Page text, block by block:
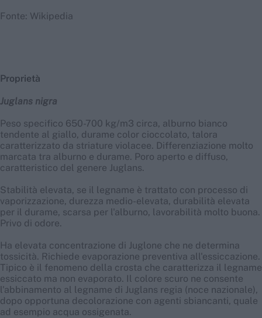
Fonte: Wikipedia
Proprietà
Juglans nigra
Peso specifico 650-700 kg/m3 circa, alburno bianco
tendente al giallo, durame color cioccolato, talora
caratterizzato da striature violacee. Differenziazione molto
marcata tra alburno e durame. Poro aperto e diffuso,
caratteristico del genere Juglans.
Stabilità elevata, se il legname è trattato con processo di
vaporizzazione, durezza medio-elevata, durabilità elevata
per il durame, scarsa per l'alburno, lavorabilità molto buona.
Privo di odore.
Ha elevata concentrazione di Juglone che ne determina
tossicità. Richiede evaporazione preventiva all'essiccazione.
Tipico è il fenomeno della crosta che caratterizza il legname
essiccato ma non evaporato. Il colore scuro ne consente
l'abbinamento al legname di Juglans regia (noce nazionale),
dopo opportuna decolorazione con agenti sbiancanti, quale
ad esempio acqua ossigenata.